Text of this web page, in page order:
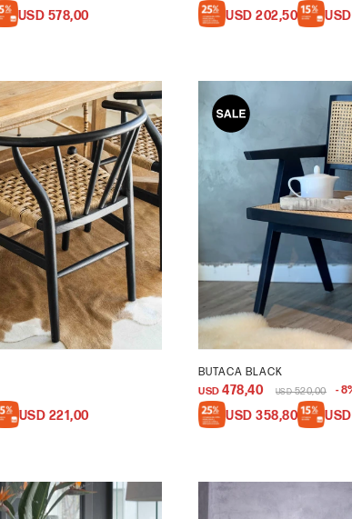
USD 578,00
USD 202,50 USD
USD 221,00
BUTACA BLACK
USD 478,40 USD 520,00 8
USD 358,80 USD